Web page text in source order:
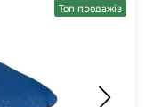
Топ продажів